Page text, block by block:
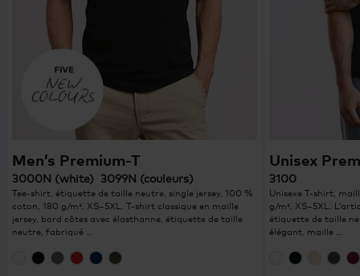
Men’s Premium-T
3000N (white) 3099N (couleurs)
Tee-shirt, étiquette de taille neutre, single jersey, 100 %
coton, 180 g/m², XS–5XL. T-shirt classique en maille
jersey, bord côtes avec élasthanne, étiquette de taille
neutre, fabriqué …
Unisex
3100
Unisexe T-shirt,
g/m², XS–5XL.
étiquette de taille
élégant, maille …